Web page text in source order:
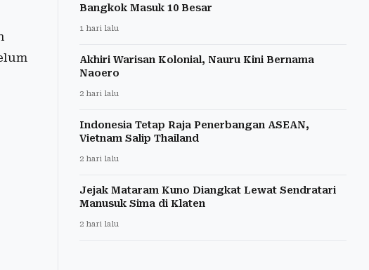
Bangkok Masuk 10 Besar
1 hari lalu
Akhiri Warisan Kolonial, Nauru Kini Bernama
Naoero
2 hari lalu
Indonesia Tetap Raja Penerbangan ASEAN,
Vietnam Salip Thailand
2 hari lalu
Jejak Mataram Kuno Diangkat Lewat Sendratari
Manusuk Sima di Klaten
2 hari lalu